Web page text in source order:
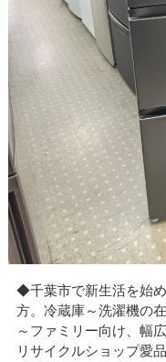
◆千葉市で新生活を始
方。冷蔵庫～洗濯機の
～ファミリー向け、幅
リサイクルショップ愛